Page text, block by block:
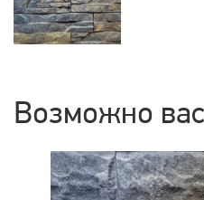
Возможно